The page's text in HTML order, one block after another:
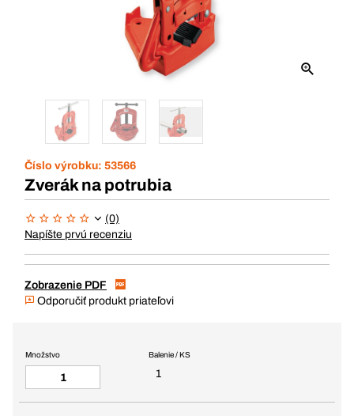
Číslo výrobku: 53566
Zverák na potrubia
(0)
Napíšte prvú recenziu
Zobrazenie PDF
Odporučiť produkt priateľovi
Balenie / KS
1
Množstvo